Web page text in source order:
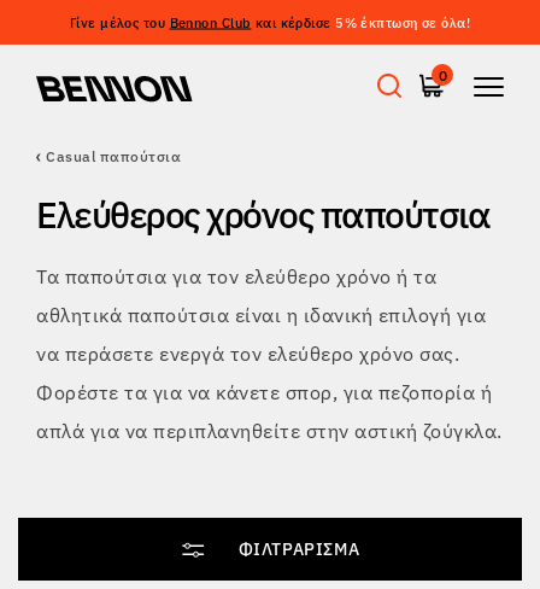
Γίνε μέλος του Bennon Club και κέρδισε 5% έκπτωση σε όλα!
0
Προσφορές
Barefoot
Outdoor
Casual παπούτσια
Casual παπούτσια
Ελεύθερος χρόνος παπούτσια
Τα παπούτσια για τον ελεύθερο χρόνο ή τα
αθλητικά παπούτσια είναι η ιδανική επιλογή για
να περάσετε ενεργά τον ελεύθερο χρόνο σας.
Φορέστε τα για να κάνετε σπορ, για πεζοπορία ή
απλά για να περιπλανηθείτε στην αστική ζούγκλα.
ΦΙΛΤΡΆΡΙΣΜΑ
Φιλτράρισμα
ΧΡΏΜΑ
ΙΔΙΌΤΗΤΕΣ
ΠΡΌΤΥΠΑ
ΕΚΚΑΘΆΡΙΣΗ ΦΊΛΤΡΩΝ